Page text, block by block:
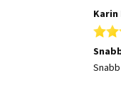
Karin